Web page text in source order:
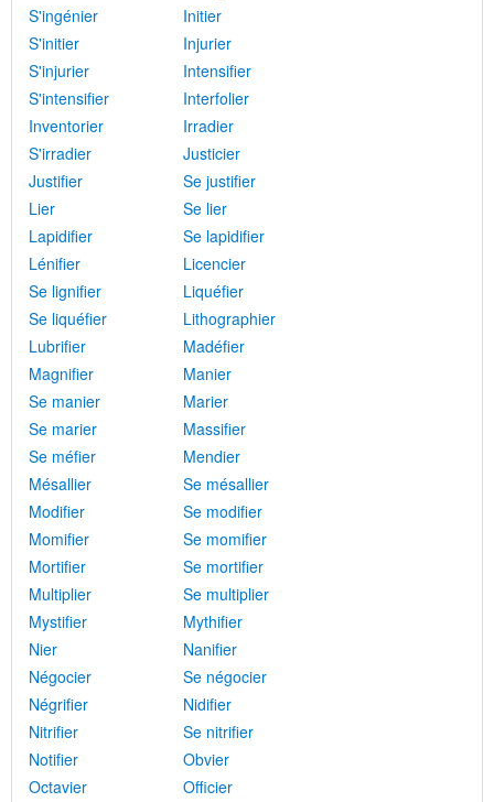
S'ingénier
Initier
S'initier
Injurier
S'injurier
Intensifier
S'intensifier
Interfolier
Inventorier
Irradier
S'irradier
Justicier
Justifier
Se justifier
Lier
Se lier
Lapidifier
Se lapidifier
Lénifier
Licencier
Se lignifier
Liquéfier
Se liquéfier
Lithographier
Lubrifier
Madéfier
Magnifier
Manier
Se manier
Marier
Se marier
Massifier
Se méfier
Mendier
Mésallier
Se mésallier
Modifier
Se modifier
Momifier
Se momifier
Mortifier
Se mortifier
Multiplier
Se multiplier
Mystifier
Mythifier
Nier
Nanifier
Négocier
Se négocier
Négrifier
Nidifier
Nitrifier
Se nitrifier
Notifier
Obvier
Octavier
Officier